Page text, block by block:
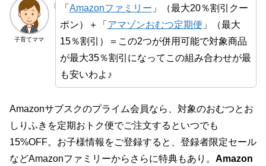
子育てママ
「 Amazonファミリー 」（最大20％割引クー
ポン）＋「 アマゾンおむつ定期便 」（最大
15％割引）＝この2つが併用可能で対象商品
が最大35％割引になってこの組み合わせが最
も安いわよ♪
Amazonサブスクのプライム会員なら、対象のおむつとお
しりふきを定期おトク便でご注文するといつでも
15%OFF。お子様情報をご登録すると、登録者限定セール
などAmazonファミリーからさらに特典もあり。 Amazon